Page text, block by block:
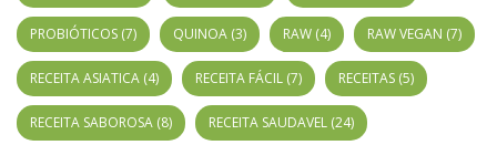
PROBIÓTICOS (7) QUINOA (3) RAW (4) RAW VEGAN (7)
RECEITA ASIATICA (4) RECEITA FÁCIL (7) RECEITAS (5)
RECEITA SABOROSA (8) RECEITA SAUDAVEL (24)